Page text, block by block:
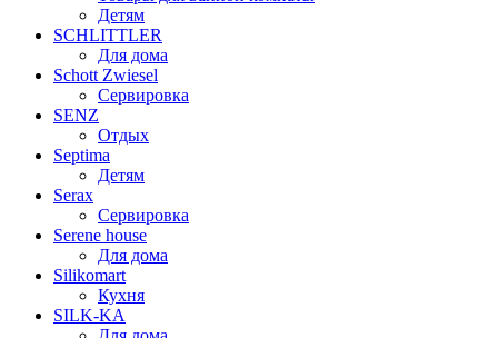
Детям
SCHLITTLER
Для дома
Schott Zwiesel
Сервировка
SENZ
Отдых
Septima
Детям
Serax
Сервировка
Serene house
Для дома
Silikomart
Кухня
SILK-KA